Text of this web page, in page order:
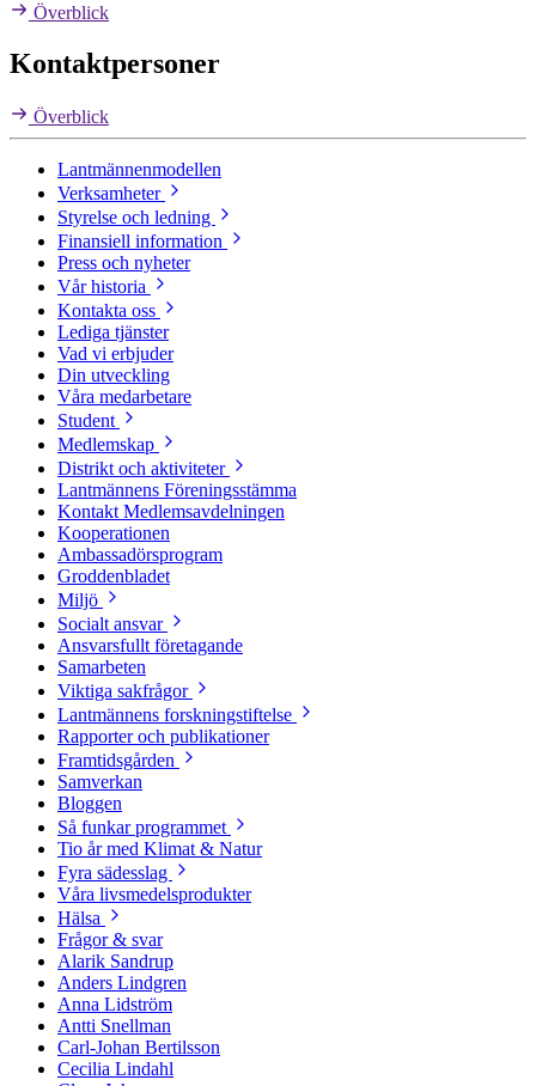
Överblick
Kontaktpersoner
Överblick
Lantmännenmodellen
Verksamheter
Styrelse och ledning
Finansiell information
Press och nyheter
Vår historia
Kontakta oss
Lediga tjänster
Vad vi erbjuder
Din utveckling
Våra medarbetare
Student
Medlemskap
Distrikt och aktiviteter
Lantmännens Föreningsstämma
Kontakt Medlemsavdelningen
Kooperationen
Ambassadörsprogram
Groddenbladet
Miljö
Socialt ansvar
Ansvarsfullt företagande
Samarbeten
Viktiga sakfrågor
Lantmännens forskningstiftelse
Rapporter och publikationer
Framtidsgården
Samverkan
Bloggen
Så funkar programmet
Tio år med Klimat & Natur
Fyra sädesslag
Våra livsmedelsprodukter
Hälsa
Frågor & svar
Alarik Sandrup
Anders Lindgren
Anna Lidström
Antti Snellman
Carl-Johan Bertilsson
Cecilia Lindahl